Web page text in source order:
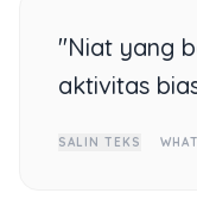
"Niat yang
aktivitas
SALIN TEKS